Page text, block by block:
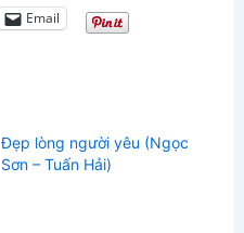
Email
Đẹp lòng người yêu (Ngọc
Sơn – Tuấn Hải)